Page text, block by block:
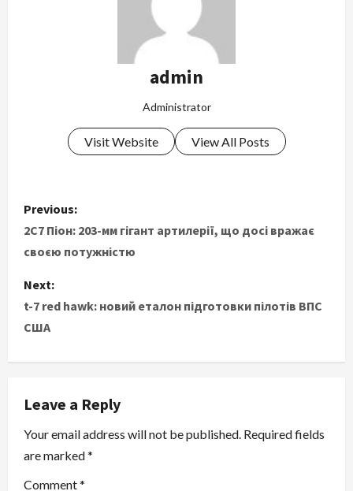
admin
Administrator
Visit Website View All Posts
P
o
t
n
a
v
i
g
Previous:
2С7 Піон: 203-мм гігант артилерії, що досі вражає
своєю потужністю
Next:
t-7 red hawk: новий еталон підготовки пілотів ВПС
США
Leave a Reply
Your email address will not be published. Required fields
are marked*
Comment*